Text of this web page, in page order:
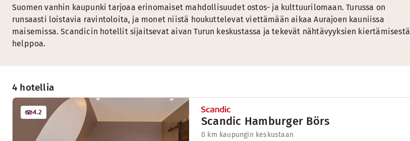
4 hotellia
4.2
Scandic Hamburger Börs
0 km kaupungin keskustaan
Suomen vanhin kaupunki tarjoaa erinomaiset mahdollisuudet ostos- ja kulttuurilomaan. Turussa on
runsaasti loistavia ravintoloita, ja monet niistä houkuttelevat viettämään aikaa Aurajoen kauniissa
maisemissa. Scandicin hotellit sijaitsevat aivan Turun keskustassa ja tekevät nähtävyyksien kiertämisestä
helppoa.